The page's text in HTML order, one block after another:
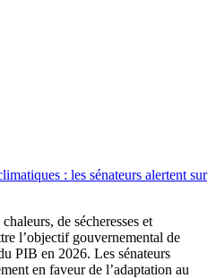
: les sénateurs alertent sur
de sécheresses et
l’objectif gouvernemental de
PIB en 2026. Les sénateurs
en faveur de l’adaptation au